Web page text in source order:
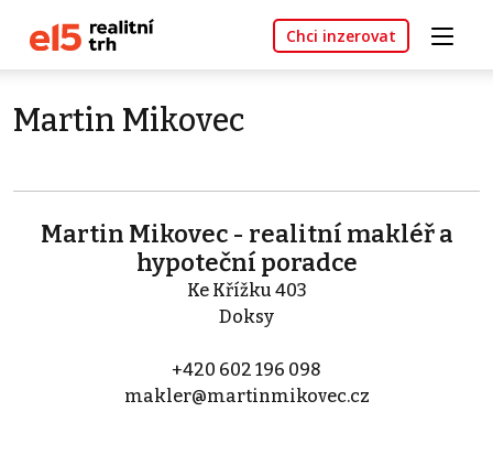
Chci inzerovat
Martin Mikovec
Martin Mikovec - realitní makléř a
hypoteční poradce
Ke Křížku 403
Doksy
+420 602 196 098
makler@martinmikovec.cz